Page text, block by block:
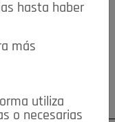
CONTACTO
contraseña?
hasta haber
más
utiliza
o necesarias